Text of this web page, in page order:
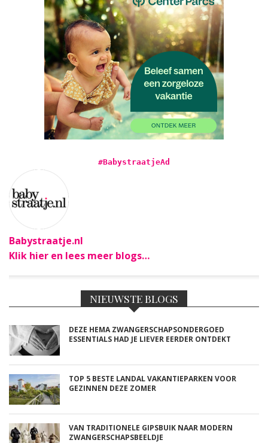
#BabystraatjeAd
Babystraatje.nl
Klik hier en lees meer blogs…
NIEUWSTE BLOGS
DEZE HEMA ZWANGERSCHAPSONDERGOED
ESSENTIALS HAD JE LIEVER EERDER ONTDEKT
TOP 5 BESTE LANDAL VAKANTIEPARKEN VOOR
GEZINNEN DEZE ZOMER
VAN TRADITIONELE GIPSBUIK NAAR MODERN
ZWANGERSCHAPSBEELDJE